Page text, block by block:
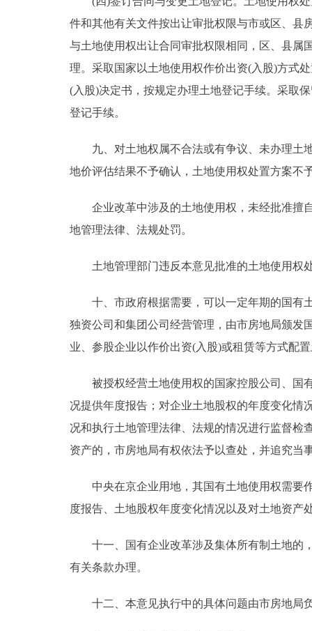
件和其他有关文件按出让审批权限与市或区、县
与土地使用权出让合同审批权限相同，区、县属
理。采取国家以土地使用权作价出资(入股)方式
(入股)决定书，按规定办理土地登记手续。采取
登记手续。
九、对土地权属不合法或有争议、未办理土地
地价评估结果不予确认，土地使用权处置方案不
企业改革中涉及的土地使用权，未经批准擅自
地管理法律、法规处罚。
土地管理部门违反本意见批准的土地使用权处
十、市政府根据需要，可以一定年期的国有土
独资公司和集团公司经营管理，由市房地局颁发
业、参股企业以作价出资(入股)或租赁等方式配
被授权经营土地使用权的国家控股公司、国有
况提供年度报告；对企业土地股权的年度变化情
况和执行土地管理法律、法规的情况进行监督检
资产的，市房地局有权依法予以查处，并追究当
中央在京企业用地，其国有土地使用权需要作
度报告、土地股权年度变化情况以及对土地资产
十一、国有企业改革涉及集体所有制土地的，
有关条款办理。
十二、本意见执行中的具体问题由市房地局